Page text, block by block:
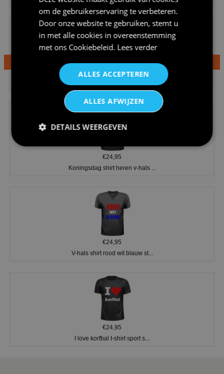
€24,95
€24,95
Koningsdag shirt heren v-hals ...
€24,95
V-hals shirt rood wit blauw st...
€24,95
I love korfbal t-shirt sport s...
om de gebruikerservaring te verbeteren.
Door onze website te gebruiken, stemt u
in met alle cookies in overeenstemming
met ons Cookiebeleid. Lees verder
ALLES ACCEPTEREN
ALLES AFWIJZEN
DETAILS WEERGEVEN